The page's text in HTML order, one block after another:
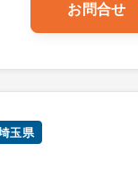
お問合せ
玉県